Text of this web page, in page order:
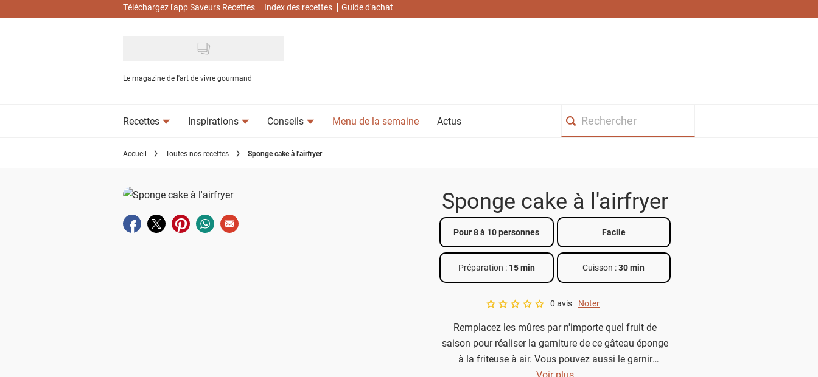
Téléchargez l'app Saveurs Recettes Index des recettes Guide d'achat
Le magazine de l'art de vivre gourmand
Recettes Inspirations Conseils Menu de la semaine Actus
Accueil Toutes nos recettes Sponge cake à l'airfryer
Partager sur facebook
Partager sur twitter
Partager sur pinterest
Partager sur whatsapp
Envoyer à un ami
Sponge cake à l'airfryer
Pour 8 à 10 personnes Facile
Préparation : 15 min Cuisson :30 min
A star rating of 0 out of 5.
0 avis Noter
Remplacez les mûres par n'importe quel fruit de
saison pour réaliser la garniture de ce gâteau éponge
à la friteuse à air. Vous pouvez aussi le garnir
simplement de crème et de confiture.
Voir plus